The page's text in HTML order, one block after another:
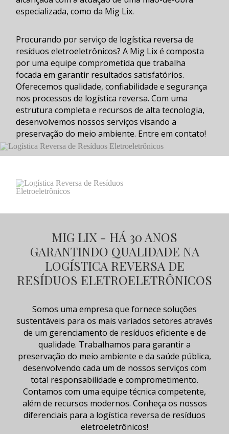
especializada, como da Mig Lix.
Procurando por serviço de logística reversa de
resíduos eletroeletrônicos? A Mig Lix é composta
por uma equipe comprometida que trabalha
focada em garantir resultados satisfatórios.
Oferecemos qualidade, confiabilidade e segurança
nos processos de logística reversa. Com uma
estrutura completa e recursos de alta tecnologia,
desenvolvemos nossos serviços visando a
preservação do meio ambiente. Entre em contato!
MIG LIX - HÁ 30 ANOS
GARANTINDO QUALIDADE NA
LOGÍSTICA REVERSA DE
RESÍDUOS ELETROELETRÔNICOS
Somos uma empresa que fornece soluções
sustentáveis para os mais variados setores através
de um gerenciamento de resíduos eficiente e de
qualidade. Trabalhamos para garantir a
preservação do meio ambiente e da saúde pública,
desenvolvendo cada um de nossos serviços com
total responsabilidade e comprometimento.
Contamos com uma equipe técnica competente,
além de recursos modernos. Conheça os nossos
diferenciais para a logística reversa de resíduos
eletroeletrônicos!